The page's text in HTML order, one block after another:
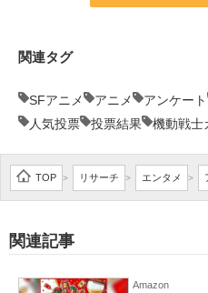
関連タグ
SFアニメ アニメ アンケート
人気投票
投票結果 機動戦士
TOP > リサーチ > エンタメ >
関連記事
Amazon